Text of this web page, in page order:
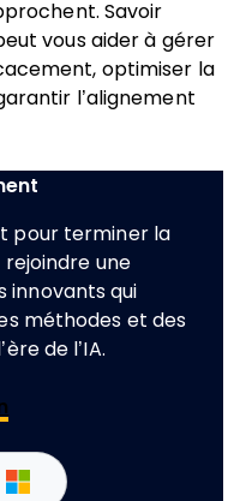
Savoir
vous aider à gérer
optimiser la
l’alignement
pour terminer la
une
innovants qui
méthodes et des
de l’IA.